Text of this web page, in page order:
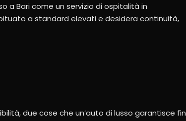
a Bari come un servizio di ospitalità in
a standard elevati e desidera continuità,
due cose che un’auto di lusso garantisce fin